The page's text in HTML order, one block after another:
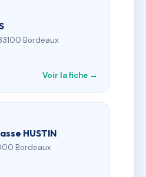
Bordeaux
Voir la fiche →
HUSTIN
Bordeaux